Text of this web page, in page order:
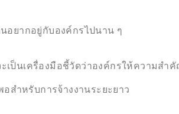
อยากอยู่กับองค์กรไปนาน ๆ
เป็นเครื่องมือชี้วัดว่าองค์กรให้ความส
ำหรับการจ้างงานระยะยาว